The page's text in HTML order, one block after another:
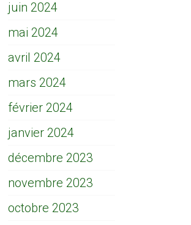
juin 2024
mai 2024
avril 2024
mars 2024
février 2024
janvier 2024
décembre 2023
novembre 2023
octobre 2023